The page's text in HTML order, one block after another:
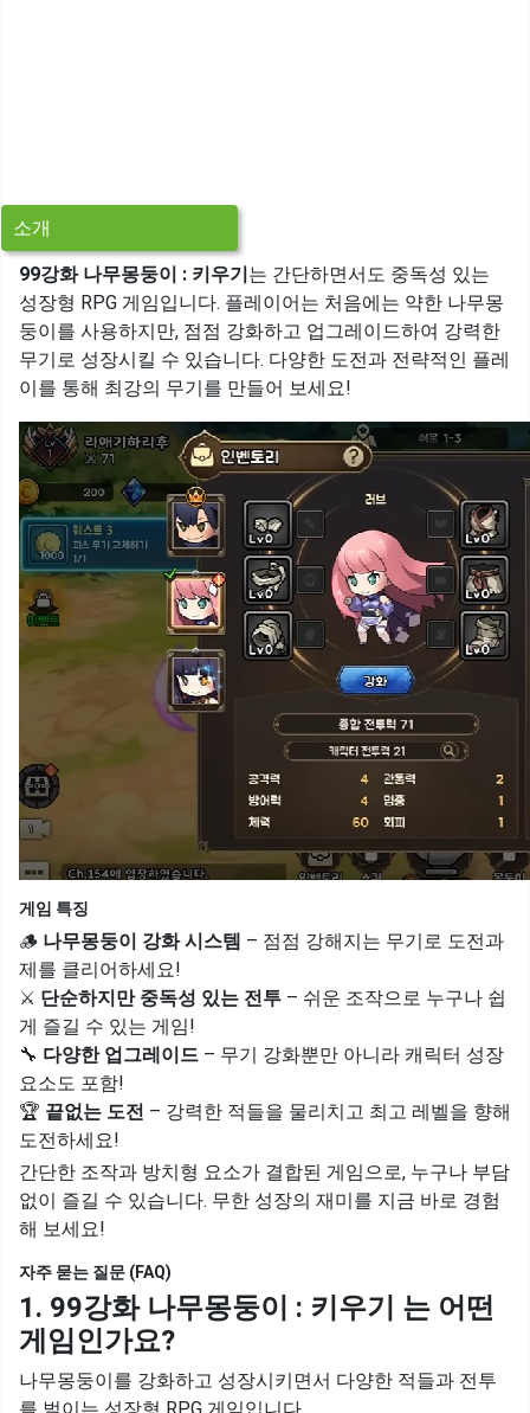
소개
99강화 나무몽둥이 : 키우기는 간단하면서도 중독성 있는
성장형 RPG 게임입니다. 플레이어는 처음에는 약한 나무몽
둥이를 사용하지만, 점점 강화하고 업그레이드하여 강력한
무기로 성장시킬 수 있습니다. 다양한 도전과 전략적인 플레
이를 통해 최강의 무기를 만들어 보세요!
게임 특징
🪵 나무몽둥이 강화 시스템 – 점점 강해지는 무기로 도전과
제를 클리어하세요!
⚔ 단순하지만 중독성 있는 전투 – 쉬운 조작으로 누구나 쉽
게 즐길 수 있는 게임!
🔧 다양한 업그레이드 – 무기 강화뿐만 아니라 캐릭터 성장
요소도 포함!
🏆 끝없는 도전 – 강력한 적들을 물리치고 최고 레벨을 향해
도전하세요!
간단한 조작과 방치형 요소가 결합된 게임으로, 누구나 부담
없이 즐길 수 있습니다. 무한 성장의 재미를 지금 바로 경험
해 보세요!
자주 묻는 질문 (FAQ)
1. 99강화 나무몽둥이 : 키우기 는 어떤
게임인가요?
나무몽둥이를 강화하고 성장시키면서 다양한 적들과 전투